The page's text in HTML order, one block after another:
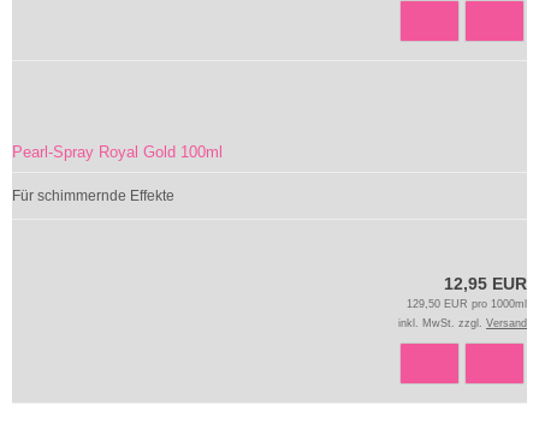
Pearl-Spray Royal Gold 100ml
Für schimmernde Effekte
12,95 EUR
129,50 EUR pro 1000ml
inkl. MwSt. zzgl. Versand